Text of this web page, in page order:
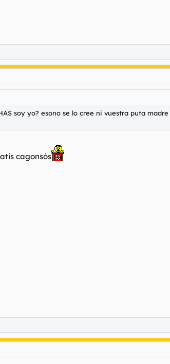
soy yo? esono se lo cree ni vuestra puta
cagonsós